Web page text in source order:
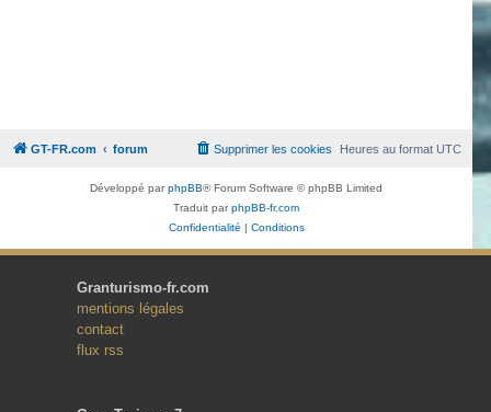
GT-FR.com forum Heures au formatUTC
Supprimer les cookies
Développé parphpBB® Forum Software © phpBB Limited
Traduit parphpBB-fr.com
Confidentialité | Conditions
Granturismo-fr.com
mentions légales
contact
flux rss